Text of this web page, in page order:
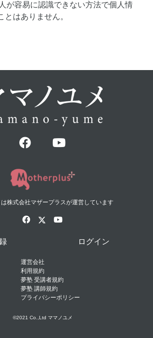
が容易に認識できない方法で個人情
とはありません。
株式会社マザープラスが運営しています
ログイン
運営会社
利用規約
夢塾 受講者規約
夢塾 講師規約
プライバシーポリシー
©2021 Co.,Ltd ママノユメ